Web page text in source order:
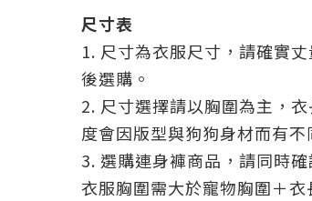
尺寸表
1. 尺寸為衣服尺寸，請確實
後選購。
2. 尺寸選擇請以胸圍為主，
度會因版型與狗狗身材而有不
3. 選購連身褲商品，請同時確
衣服胸圍需大於寵物胸圍＋